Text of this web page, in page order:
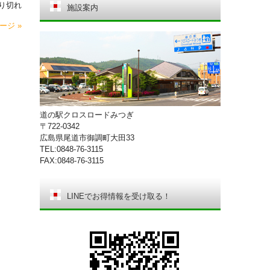
切れ
ジ »
施設案内
道の駅クロスロードみつぎ
〒722-0342
広島県尾道市御調町大田33
TEL:0848-76-3115
FAX:0848-76-3115
LINEでお得情報を受け取る！